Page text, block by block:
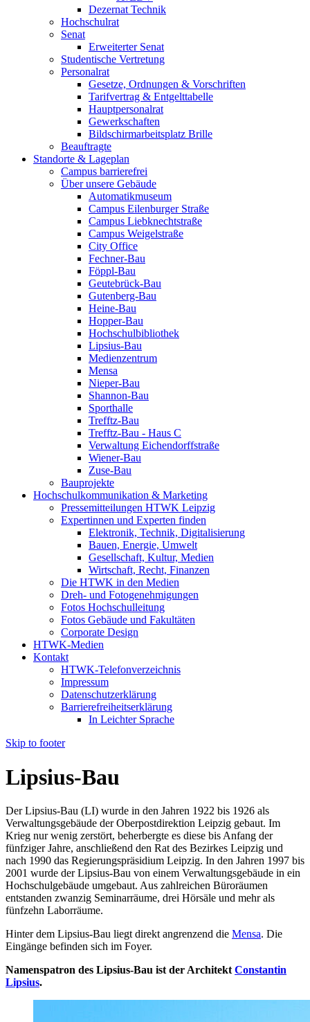
Dezernat Technik
Hochschulrat
Senat
Erweiterter Senat
Studentische Vertretung
Personalrat
Gesetze, Ordnungen & Vorschriften
Tarifvertrag & Entgelttabelle
Hauptpersonalrat
Gewerkschaften
Bildschirmarbeitsplatz Brille
Beauftragte
Standorte & Lageplan
Campus barrierefrei
Über unsere Gebäude
Automatikmuseum
Campus Eilenburger Straße
Campus Liebknechtstraße
Campus Weigelstraße
City Office
Fechner-Bau
Föppl-Bau
Geutebrück-Bau
Gutenberg-Bau
Heine-Bau
Hopper-Bau
Hochschulbibliothek
Lipsius-Bau
Medienzentrum
Mensa
Nieper-Bau
Shannon-Bau
Sporthalle
Trefftz-Bau
Trefftz-Bau - Haus C
Verwaltung Eichendorffstraße
Wiener-Bau
Zuse-Bau
Bauprojekte
Hochschulkommunikation & Marketing
Pressemitteilungen HTWK Leipzig
Expertinnen und Experten finden
Elektronik, Technik, Digitalisierung
Bauen, Energie, Umwelt
Gesellschaft, Kultur, Medien
Wirtschaft, Recht, Finanzen
Die HTWK in den Medien
Dreh- und Fotogenehmigungen
Fotos Hochschulleitung
Fotos Gebäude und Fakultäten
Corporate Design
HTWK-Medien
Kontakt
HTWK-Telefonverzeichnis
Impressum
Datenschutzerklärung
Barrierefreiheitserklärung
In Leichter Sprache
Skip to footer
Lipsius-Bau
Der Lipsius-Bau (LI) wurde in den Jahren 1922 bis 1926 als
Verwaltungsgebäude der Oberpostdirektion Leipzig gebaut. Im
Krieg nur wenig zerstört, beherbergte es diese bis Anfang der
fünfziger Jahre, anschließend den Rat des Bezirkes Leipzig und
nach 1990 das Regierungspräsidium Leipzig. In den Jahren 1997 bis
2001 wurde der Lipsius-Bau von einem Verwaltungsgebäude in ein
Hochschulgebäude umgebaut. Aus zahlreichen Büroräumen
entstanden zwanzig Seminarräume, drei Hörsäle und mehr als
fünfzehn Laborräume.
Hinter dem Lipsius-Bau liegt direkt angrenzend die Mensa. Die
Eingänge befinden sich im Foyer.
Namenspatron des Lipsius-Bau ist der Architekt Constantin
Lipsius.